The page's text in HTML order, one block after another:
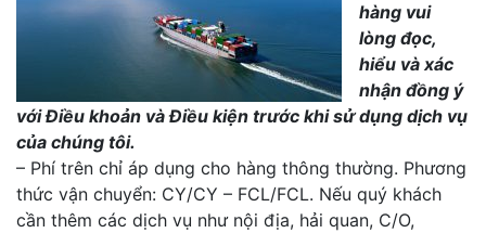
hàng vui
lòng đọc,
hiểu và xác
nhận đồng ý
với Điều khoản và Điều kiện trước khi sử dụng dịch vụ
của chúng tôi.
– Phí trên chỉ áp dụng cho hàng thông thường. Phương
thức vận chuyển: CY/CY – FCL/FCL. Nếu quý khách
cần thêm các dịch vụ như nội địa, hải quan, C/O,